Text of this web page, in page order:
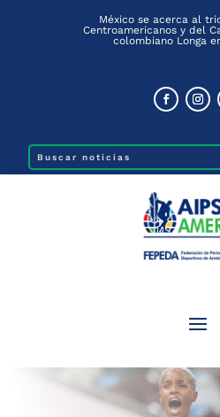
México se acerca al
Centroamericanos y del
colombiano Longa